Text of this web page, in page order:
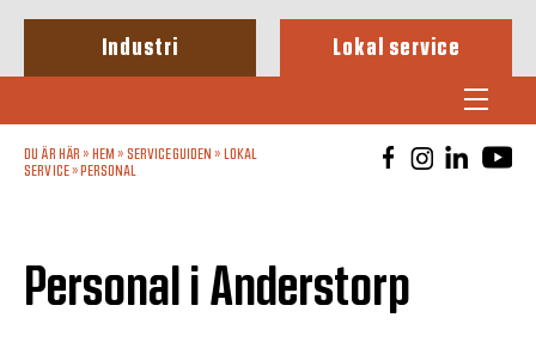
Industri Lokal service
DU ÄR HÄR » HEM » SERVICEGUIDEN »
LOKAL
SERVICE» PERSONAL
Personal i Anderstorp